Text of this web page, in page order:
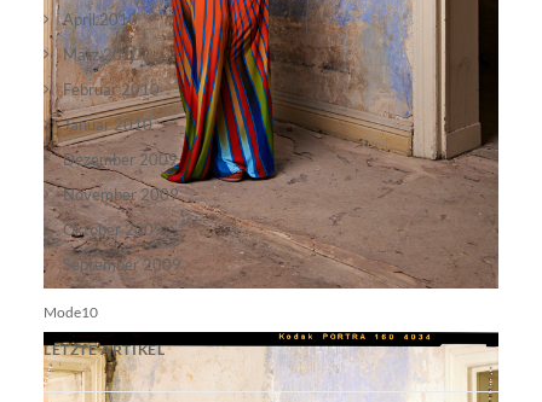
Mode10
April 2010
März 2010
Februar 2010
Januar 2010
Dezember 2009
November 2009
Oktober 2009
September 2009
LETZTE ARTIKEL